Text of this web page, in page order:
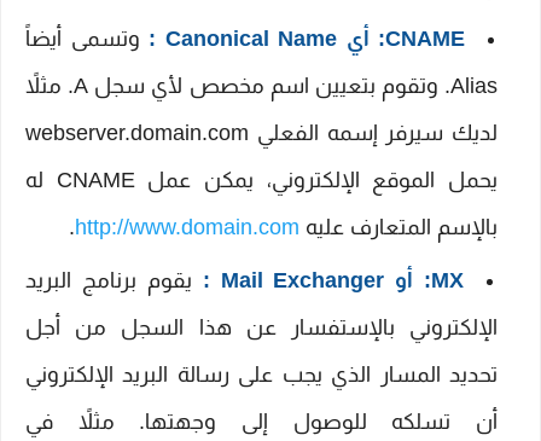
CNAME: أي Canonical Name :
وتسمى أيضاً
Alias. وتقوم بتعيين اسم مخصص لأي سجل A. مثلاً
لديك سيرفر إسمه الفعلي webserver.domain.com
يحمل الموقع الإلكتروني، يمكن عمل CNAME له
بالإسم المتعارف عليه http://www.domain.com
.
MX: أو Mail Exchanger :
يقوم برنامج البريد
الإلكتروني بالإستفسار عن هذا السجل من أجل
تحديد المسار الذي يجب على رسالة البريد الإلكتروني
أن تسلكه للوصول إلى وجهتها. مثلاً في